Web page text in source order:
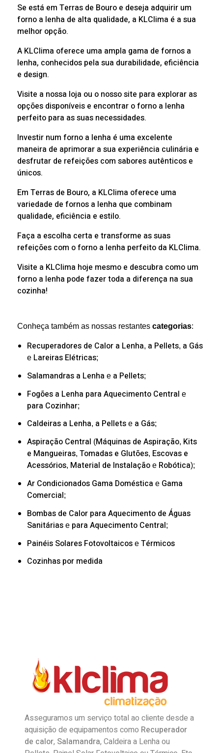
Se está em Terras de Bouro e deseja adquirir um
forno a lenha de alta qualidade, a KLClima é a sua
melhor opção.
A KLClima oferece uma ampla gama de fornos a
lenha, conhecidos pela sua durabilidade, eficiência
e design.
Visite a nossa loja ou o nosso site para explorar as
opções disponíveis e encontrar o forno a lenha
perfeito para as suas necessidades.
Investir num forno a lenha é uma excelente
maneira de aprimorar a sua experiência culinária e
desfrutar de refeições com sabores autênticos e
únicos.
Em Terras de Bouro, a KLClima oferece uma
variedade de fornos a lenha que combinam
qualidade, eficiência e estilo.
Faça a escolha certa e transforme as suas
refeições com o forno a lenha perfeito da KLClima.
Visite a KLClima hoje mesmo e descubra como um
forno a lenha pode fazer toda a diferença na sua
cozinha!
Conheça também as nossas restantes categorias:
Recuperadores de Calor a Lenha, a Pellets, a Gás
e Lareiras Elétricas;
Salamandras a Lenha e a Pellets;
Fogões a Lenha para Aquecimento Central e
para Cozinhar;
Caldeiras a Lenha, a Pellets e a Gás;
Aspiração Central (Máquinas de Aspiração, Kits
e Mangueiras, Tomadas e Glutões, Escovas e
Acessórios, Material de Instalação e Robótica);
Ar Condicionados Gama Doméstica e Gama
Comercial;
Bombas de Calor para Aquecimento de Águas
Sanitárias e para Aquecimento Central;
Painéis Solares Fotovoltaicos e Térmicos
Cozinhas por medida
Asseguramos um serviço total ao cliente desde a
aquisição de equipamentos como Recuperador
de calor, Salamandra, Caldeira a Lenha ou